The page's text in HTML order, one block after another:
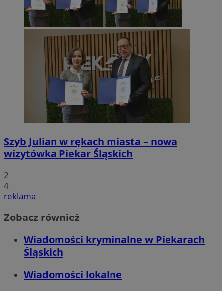
Szyb Julian w rękach miasta – nowa
wizytówka Piekar Śląskich
2
4
reklama
Zobacz również
Wiadomości kryminalne w Piekarach
Śląskich
Wiadomości lokalne